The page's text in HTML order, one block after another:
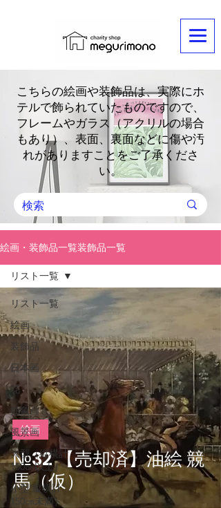
こちらの絵画や装飾品は、実際にホ
テルで飾られていたものですので、
フレームやガラス（アクリルの場合
もあり）、表面、裏面などに傷や汚
れがありますことをご了承くださ
い。
絵画・装飾品一覧装飾品一覧
リスト一覧
絵画
装飾品
日本画
花
抽象画
風景画
大型（縦横計
150㎝以上）
小型’縦横計
150㎝未満）
リスト一覧
№32 【売却済】油絵 競
馬（仮）
絵画